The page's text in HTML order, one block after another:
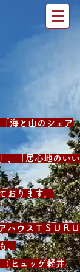
海と山のシェア
、「居心地のいい
おります。
ハウスＴＳＵＲＵ
、
ヒュッゲ軽井